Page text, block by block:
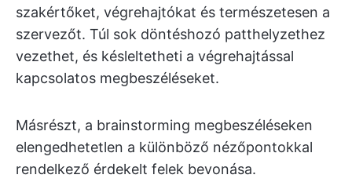
szakértőket, végrehajtókat és természetesen a
szervezőt. Túl sok döntéshozó patthelyzethez
vezethet, és késleltetheti a végrehajtással
kapcsolatos megbeszéléseket.
Másrészt, a brainstorming megbeszéléseken
elengedhetetlen a különböző nézőpontokkal
rendelkező érdekelt felek bevonása.